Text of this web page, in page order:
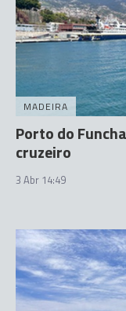
MADEIRA
Porto do
cruzeiro
3 Abr 14:49